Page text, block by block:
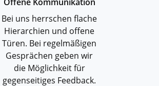
Bei uns herrschen flache
Hierarchien und offene
Türen. Bei regelmäßigen
Gesprächen geben wir
die Möglichkeit für
gegenseitiges Feedback.